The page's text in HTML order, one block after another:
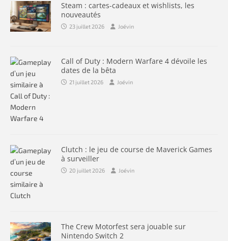
Steam : cartes-cadeaux et wishlists, les
nouveautés
23 juillet 2026 Joévin
Call of Duty : Modern Warfare 4 dévoile les
dates de la bêta
21 juillet 2026 Joévin
Clutch : le jeu de course de Maverick Games
à surveiller
20 juillet 2026 Joévin
The Crew Motorfest sera jouable sur
Nintendo Switch 2